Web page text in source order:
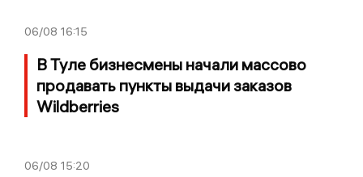
06/08 16:15
В Туле бизнесмены начали массово
продавать пункты выдачи заказов
Wildberries
06/08 15:20